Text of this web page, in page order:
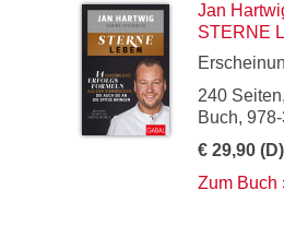
Jan
STERNE
240
Buch,
€ 29,90 (D)
Zum Buch